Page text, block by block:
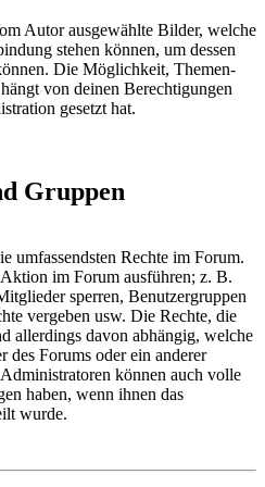
Autor ausgewählte Bilder, welche
stehen können, um dessen
Die Möglichkeit, Themen-
von deinen Berechtigungen
gesetzt hat.
Gruppen
umfassendsten Rechte im Forum.
im Forum ausführen; z. B.
sperren, Benutzergruppen
vergeben usw. Die Rechte, die
allerdings davon abhängig, welche
des Forums oder ein anderer
können auch volle
haben, wenn ihnen das
wurde.